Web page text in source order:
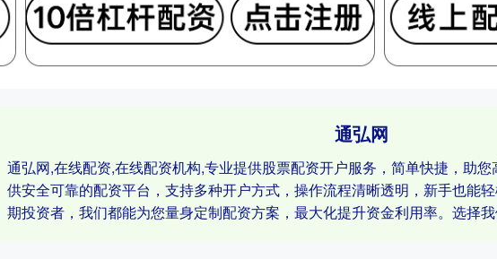
通弘网
通弘网,在线配资,在线配资机构,专业提供股票配资开户服务，简单快捷，助
供安全可靠的配资平台，支持多种开户方式，操作流程清晰透明，新手也能
期投资者，我们都能为您量身定制配资方案，最大化提升资金利用率。选择